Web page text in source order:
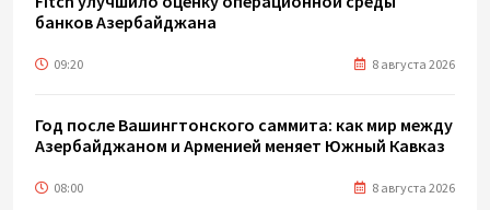
банков Азербайджана
09:20 8 августа 2026
Год после Вашингтонского саммита: как мир между
Азербайджаном и Арменией меняет Южный Кавказ
08:00 8 августа 2026